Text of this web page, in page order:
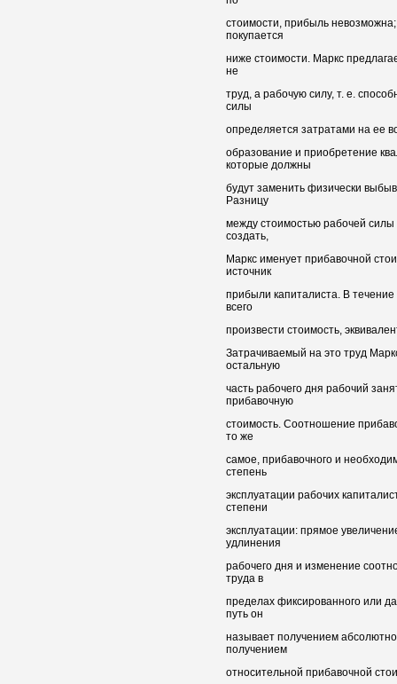
стоимости, прибыль
покупается
ниже стоимости. Маркс
не
труд, а рабочую силу, т. е.
силы
определяется затратами на ее
образование и приобретение
которые должны
будут заменить физически
Разницу
между стоимостью рабочей
создать,
Маркс именует прибавочной
источник
прибыли капиталиста. В
всего
произвести стоимость,
Затрачиваемый на это труд
остальную
часть рабочего дня рабочий
прибавочную
стоимость. Соотношение
то же
самое, прибавочного и
степень
эксплуатации рабочих
степени
эксплуатации: прямое
удлинения
рабочего дня и изменение
труда в
пределах фиксированного или
путь он
называет получением
получением
относительной прибавочной